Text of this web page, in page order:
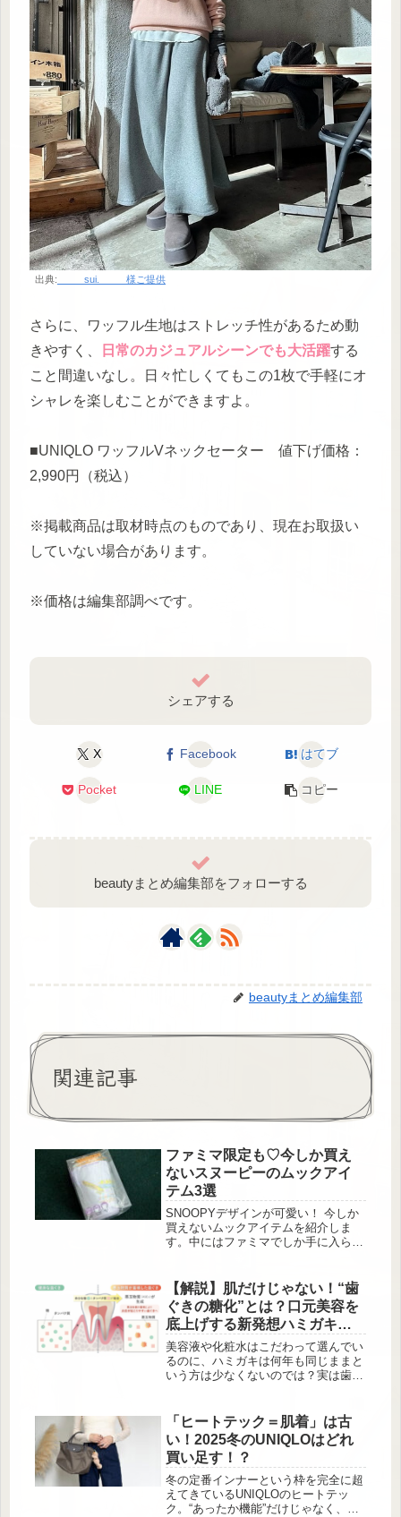
出典: _____sui._____様ご提供
さらに、ワッフル生地はストレッチ性があるため動
きやすく、
日常のカジュアルシーンでも大活躍する
こと間違いなし。日々忙しくてもこの1枚で手軽にオ
シャレを楽しむことができますよ。
■UNIQLO ワッフルVネックセーター 値下げ価格：
2,990円（税込）
※掲載商品は取材時点のものであり、現在お取扱い
していない場合があります。
※価格は編集部調べです。
シェアする
X Facebook はてブ
Pocket LINE コピー
beautyまとめ編集部をフォローする
beautyまとめ編集部
関連記事
ファミマ限定も♡今しか買え
ないスヌーピーのムックアイ
テム3選
SNOOPYデザインが可愛い！ 今しか
買えないムックアイテムを紹介しま
す。中にはファミマでしか手に入らな
DELICIOUS TREAT 付録：カップコ
ーヒータンブラー 出典:beautyまとめ
■SNOOPY CUP COFFEE
TUMBLER BOOK A DELICIOUS
TREAT（宝島社） 価格：3,102円（税
込） 発売日：2025年9月12日（金） ■
サイズ(約)：高さ12cm × 飲み...
【解説】肌だけじゃない！“歯
ぐきの糖化”とは？口元美容を
底上げする新発想ハミガキも
紹介
美容液や化粧水はこだわって選んでい
るのに、ハミガキは何年も同じままと
いう方は少なくないのでは？実は歯ぐ
ん。ライオンは内科・皮膚科医の友利
新先生と歯科医・歯 […]
「ヒートテック＝肌着」は古
い！2025冬のUNIQLOはどれ
買い足す！？
冬の定番インナーという枠を完全に超
えてきているUNIQLOのヒートテッ
ク。“あったか機能”だけじゃなく、一